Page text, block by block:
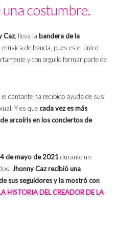
costumbre.
Caz, lleva la bandera de la
música de banda, pues es el único
y con orgullo formar parte de
cantante ha recibido ayuda de sus
Y es quecada vez es más
arcoíris en los conciertos de
de mayo de 2021durante un
Jhonny Caz recibió una
sus seguidores y la mostró con
HISTORIA DEL CREADOR DE LA